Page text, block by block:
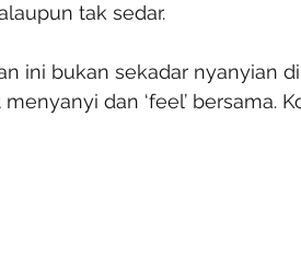
tak sedar.
ini bukan sekadar nyanyian
dan ‘feel’ bersama.